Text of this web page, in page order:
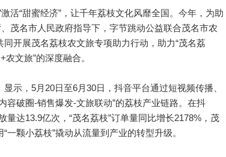
“甜蜜经济”，让千年荔枝文化风靡全国。今年，为助
茂名市人民政府指导下，字节跳动公益联合茂名市农
开展茂名荔枝农文旅专项助力行动，助力“茂名荔
文旅”的深度融合。
，5月20日至6月30日，抖音平台通过短视频传播、
容破圈-销售爆发-文旅联动”的荔枝产业链路。在抖
量达13.9亿次，“茂名荔枝”订单量同比增长2178%，茂
颗小荔枝”撬动从流量到产业的转型升级。